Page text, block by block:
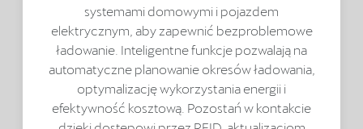
systemami domowymi i pojazdem
elektrycznym, aby zapewnić bezproblemowe
ładowanie. Inteligentne funkcje pozwalają na
automatyczne planowanie okresów ładowania,
optymalizację wykorzystania energii i
efektywność kosztową. Pozostań w kontakcie